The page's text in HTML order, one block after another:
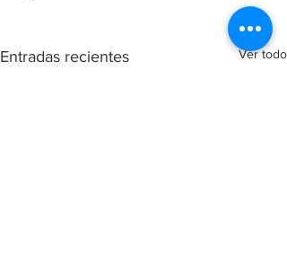
Entradas recientes Ver todo